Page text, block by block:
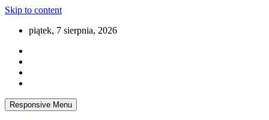
Skip to content
piątek, 7 sierpnia, 2026
Responsive Menu